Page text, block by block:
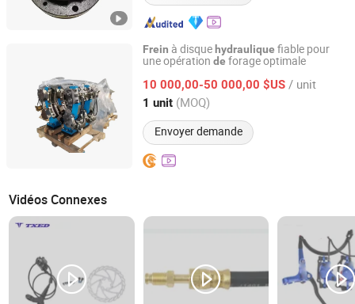
Frein à disque hydraulique fiable pour
une opération de forage optimale
10 000,00-50 000,00 $US / unit
1 unit (MOQ)
Envoyer demande
Anola International Limited
Henan, China Depuis 2026
Vidéos Connexes